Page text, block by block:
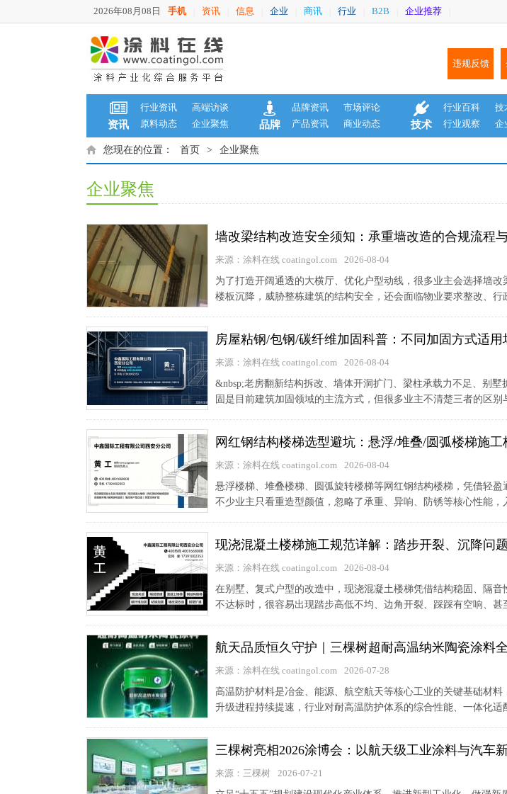
2026年08月08日 手机 资讯 信息 企业 商讯 行业 B2B 企业推荐
违规反馈
资讯
行业资讯
高端访谈
原料动态
企业聚焦 品牌
品牌资讯
市场评论
产品资讯
商业动态 技术
行业百科
技
行业观察
企
您现在的位置： 首页 > 企业聚焦
企业聚焦
墙改梁结构改造安全须知：承重墙改造的合规流程
来源：涂料在线 coatingol.com
2026-08-04
为了打造开阔通透的大横厅、优化户型动线，很多业主会选择墙
楼板沉降，威胁整栋建筑的结构安全，还会面临物业要求整改、
房屋粘钢/包钢/碳纤维加固科普：不同加固方式适
来源：涂料在线 coatingol.com
2026-08-04
&nbsp;老房翻新结构拆改、墙体开洞扩门、梁柱承载力不足、别
固是目前建筑加固领域的主流方式，但很多业主不清楚三者的区
网红钢结构楼梯选型避坑：悬浮/堆叠/圆弧楼梯施工
来源：涂料在线 coatingol.com
2026-08-04
悬浮楼梯、堆叠楼梯、圆弧旋转楼梯等网红钢结构楼梯，凭借轻
不少业主只看重造型颜值，忽略了承重、异响、防锈等核心性能
现浇混凝土楼梯施工规范详解：踏步开裂、沉降问
来源：涂料在线 coatingol.com
2026-08-04
在别墅、复式户型的改造中，现浇混凝土楼梯凭借结构稳固、隔
不达标时，很容易出现踏步高低不均、边角开裂、踩踩有空响、
航天品质恒久守护｜三棵树超耐高温纳米陶瓷涂料
来源：涂料在线 coatingol.com
2026-07-28
高温防护材料是冶金、能源、航空航天等核心工业的关键基础材
升级进程持续提速，行业对耐高温防护体系的综合性能、一体化
三棵树亮相2026涂博会：以航天级工业涂料与汽车
来源：三棵树
2026-07-21